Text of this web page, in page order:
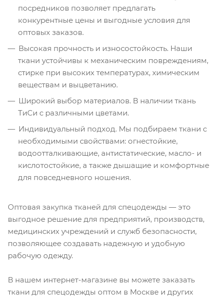
посредников позволяет предлагать
конкурентные цены и выгодные условия для
оптовых заказов.
Высокая прочность и износостойкость. Наши
ткани устойчивы к механическим повреждениям,
стирке при высоких температурах, химическим
веществам и выцветанию.
Широкий выбор материалов. В наличии ткань
ТиСи с различными цветами.
Индивидуальный подход. Мы подбираем ткани с
необходимыми свойствами: огнестойкие,
водоотталкивающие, антистатические, масло- и
кислотостойкие, а также дышащие и комфортные
для повседневного ношения.
Оптовая закупка тканей для спецодежды — это
выгодное решение для предприятий, производств,
медицинских учреждений и служб безопасности,
позволяющее создавать надежную и удобную
рабочую одежду.
В нашем интернет-магазине вы можете заказать
ткани для спецодежды оптом в Москве и других